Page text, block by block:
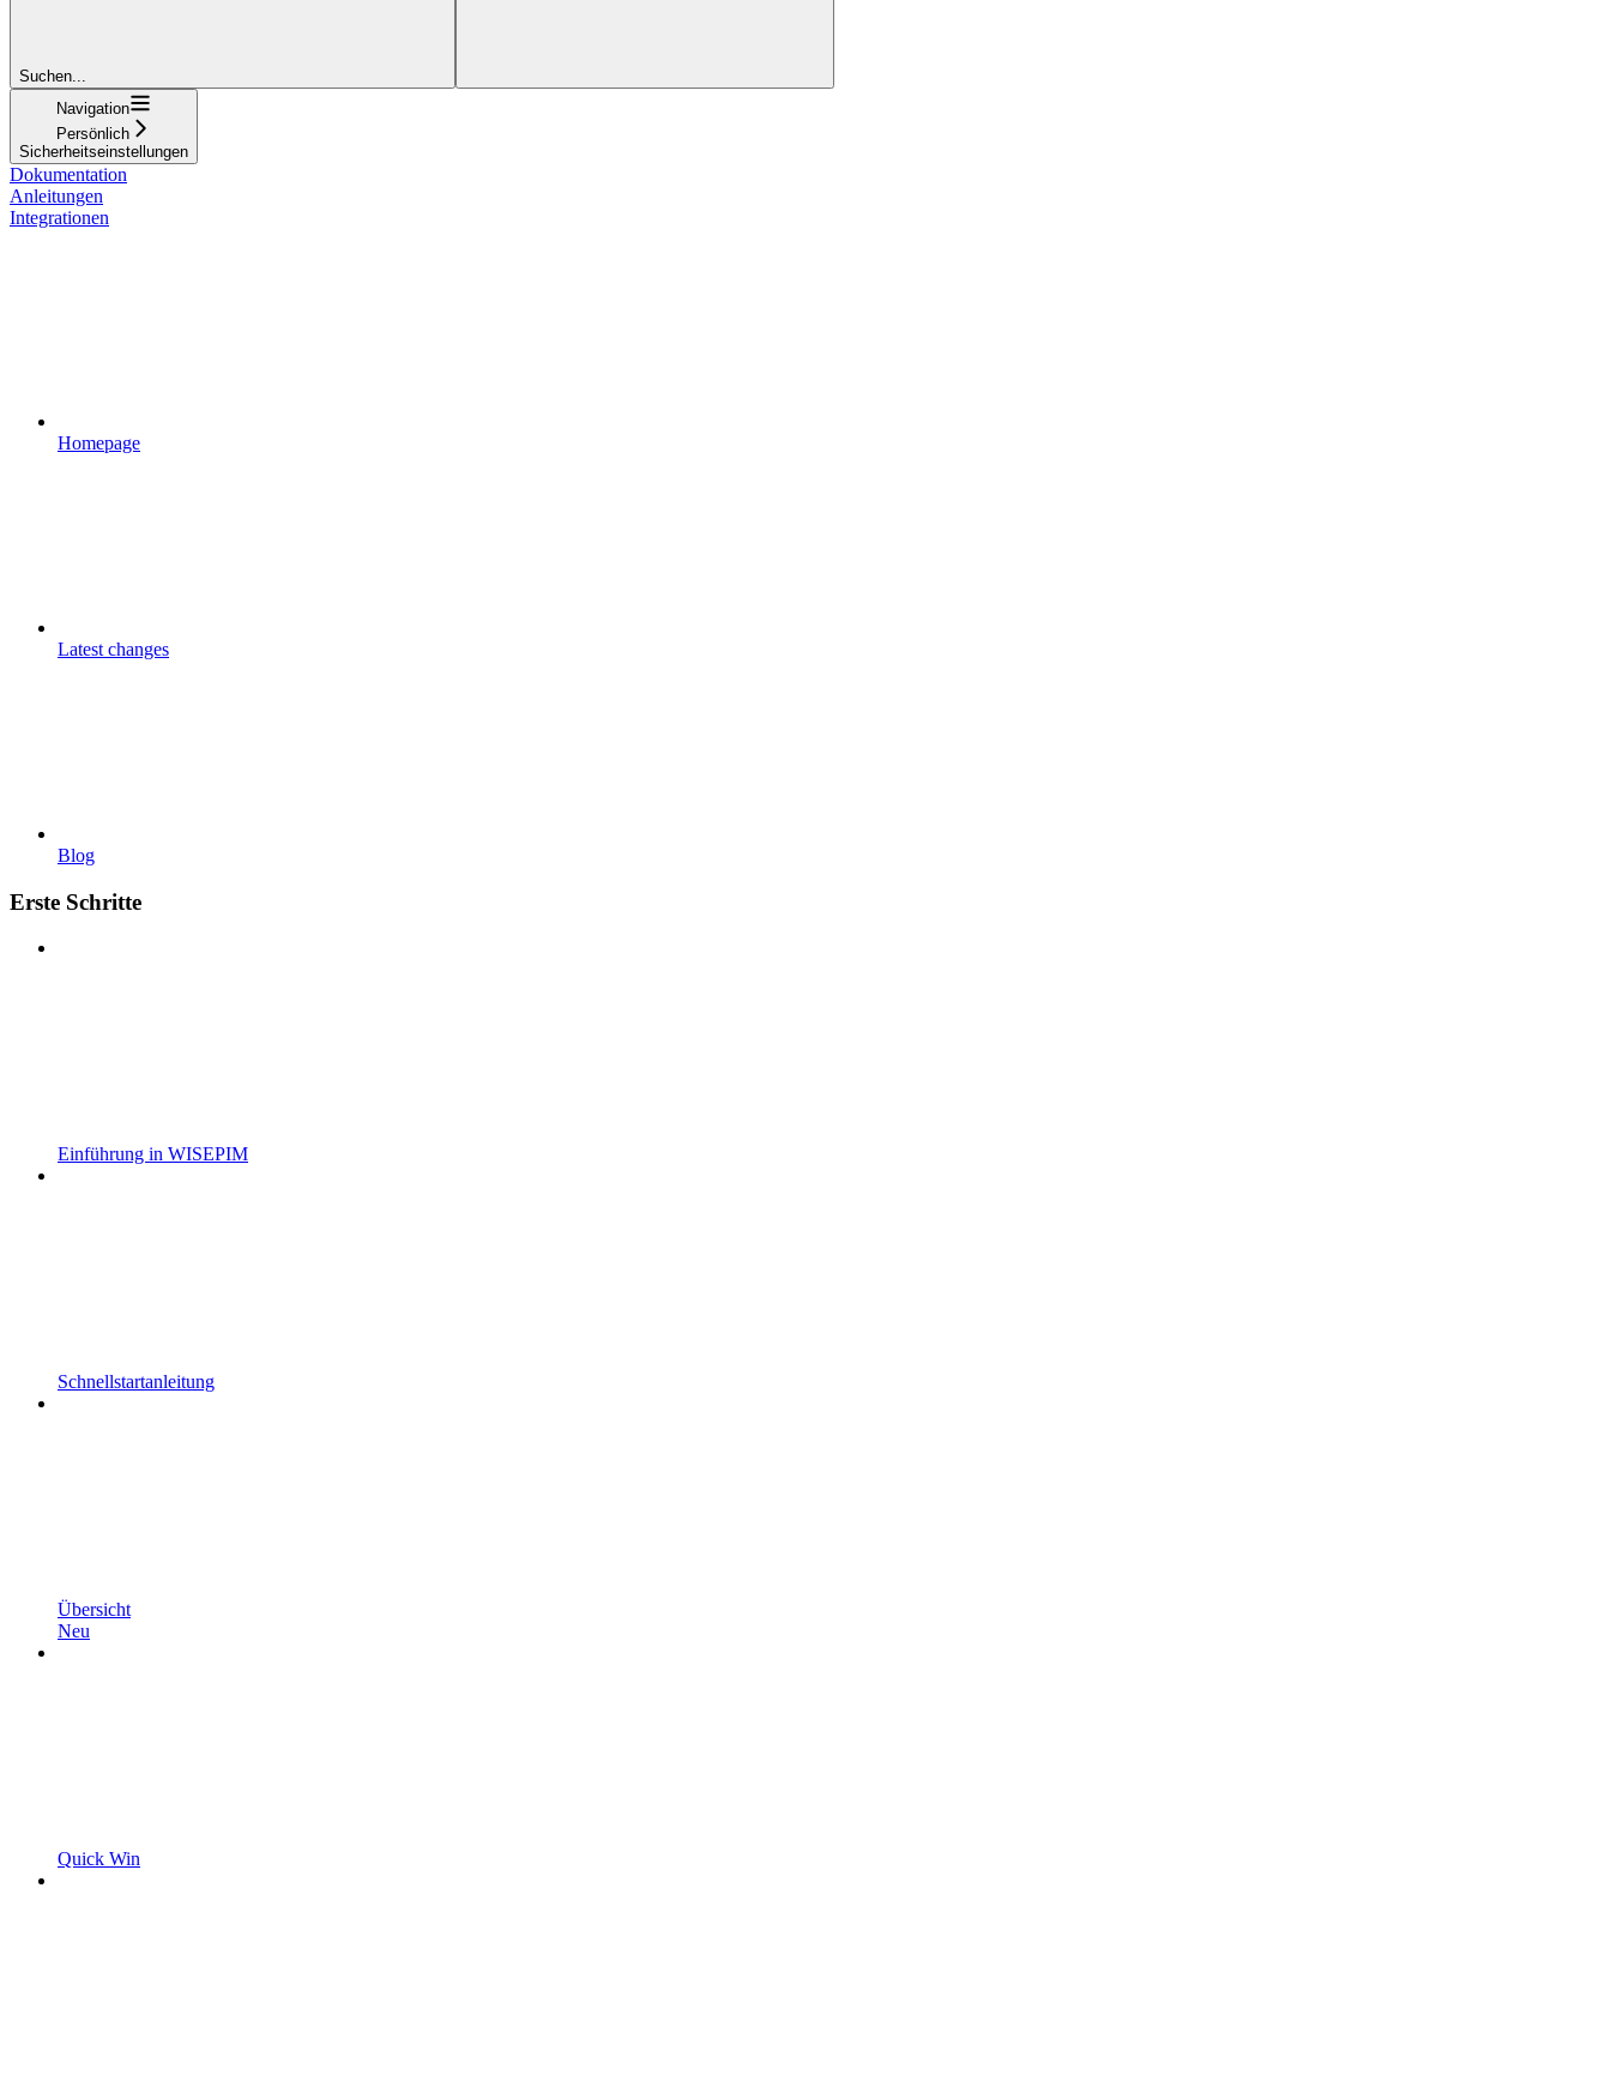
Suchen...
Navigation
Persönlich
Sicherheitseinstellungen
Dokumentation
Anleitungen
Integrationen
Homepage
Latest changes
Blog
Erste Schritte
Einführung in WISEPIM
Schnellstartanleitung
Übersicht
Neu
Quick Win